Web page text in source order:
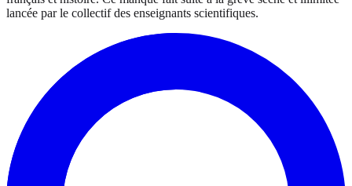
lancée par le collectif des enseignants scientifiques.